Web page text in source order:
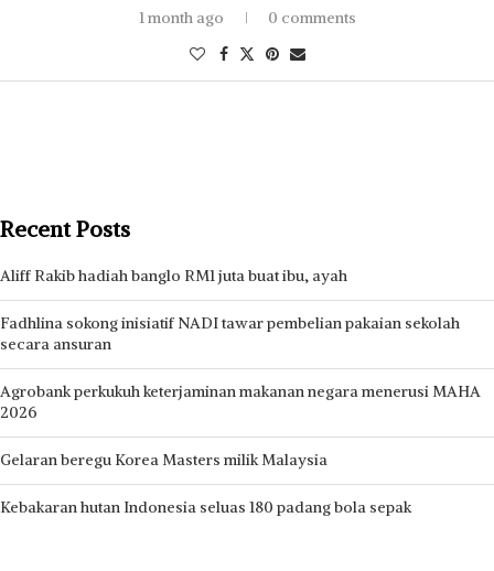
1 month ago 0 comments
Recent Posts
Aliff Rakib hadiah banglo RM1 juta buat ibu, ayah
Fadhlina sokong inisiatif NADI tawar pembelian pakaian sekolah
secara ansuran
Agrobank perkukuh keterjaminan makanan negara menerusi MAHA
2026
Gelaran beregu Korea Masters milik Malaysia
Kebakaran hutan Indonesia seluas 180 padang bola sepak